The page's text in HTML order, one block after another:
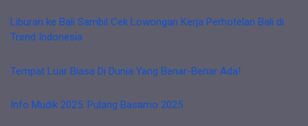
Liburan ke Bali Sambil Cek Lowongan Kerja Perhotelan Bali di
Trend Indonesia
Tempat Luar Biasa Di Dunia Yang Benar-Benar Ada!
Info Mudik 2025: Pulang Basamo 2025